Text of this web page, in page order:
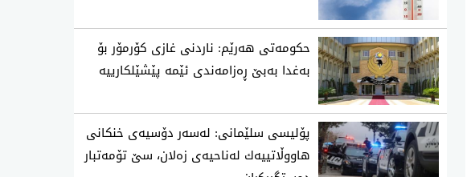
حکومەتی هەرێم: ناردنی غازی کۆرمۆر بۆ
بەغدا بەبێ ڕەزامەندی ئێمە پێشێلکارییە
پۆلیسی سلێمانی: له‌سه‌ر دۆسیه‌ی خنكانی
هاووڵاتییه‌ك له‌ناحیه‌ی زه‌لان، سێ تۆمه‌تبار